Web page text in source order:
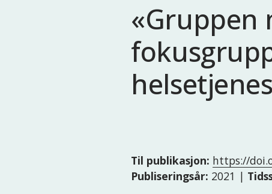
«Gruppen
Til publikasjon: https://
Publiseringsår: 2021 |